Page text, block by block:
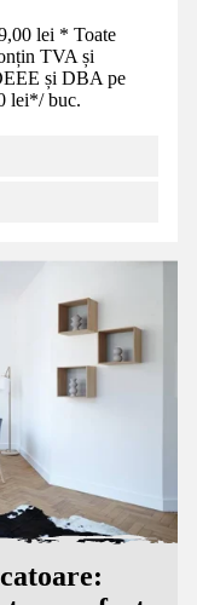
lei * Toate
TVA și
și DBA pe
lei*/ buc.